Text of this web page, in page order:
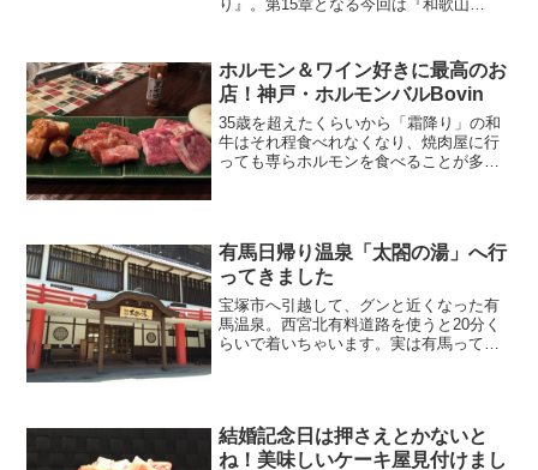
り』。第15章となる今回は『和歌山
『湯龍神温泉』を目指す旅。350～400km
という長い長居道のり...
ホルモン＆ワイン好きに最高のお
店！神戸・ホルモンバルBovin
35歳を超えたくらいから「霜降り」の和
牛はそれ程食べれなくなり、焼肉屋に行
っても専らホルモンを食べることが多く
ワイン＆ホルモン好きの僕に...
有馬日帰り温泉「太閤の湯」へ行
ってきました
宝塚市へ引越して、グンと近くなった有
馬温泉。西宮北有料道路を使うと20分く
らいで着いちゃいます。実は有馬って神
結婚記念日は押さえとかないと
ね！美味しいケーキ屋見付けまし